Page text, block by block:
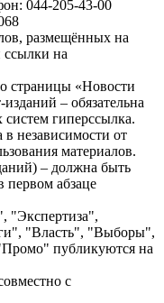
044-205-43-00
размещённых на
ссылки на
страницы «Новости
– обязательна
гиперссылка.
независимости от
материалов.
– должна быть
первом абзаце
"Экспертиза",
"Власть", "Выборы",
публикуются на
с